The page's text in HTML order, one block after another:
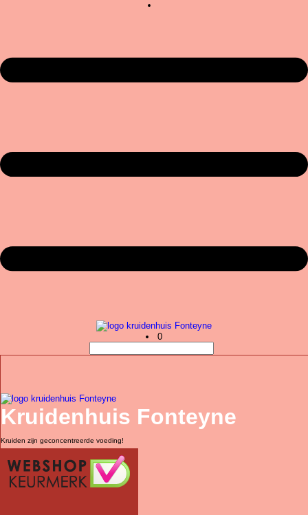
0
Kruidenhuis Fonteyne
Kruiden zijn geconcentreerde voeding!